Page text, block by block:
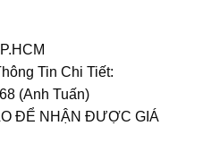
Tin Chi Tiết:
(Anh Tuấn)
ĐỂ NHẬN ĐƯỢC GIÁ